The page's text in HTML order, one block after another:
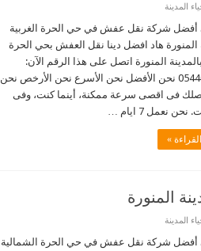
المدينة
شركة نقل عفش في حي الحرة الغربية
المنورة هاد افضل دينا نقل العفش بحي الحرة
بالمدينة المنورة اتصل على هذا الرقم الآن:
0544090518 نحن الأفضل نحن الأسرع نحن الأرخص نحن
فى اقصى سرعة ممكنة، أينما كنت، وفى
نعمل 7 ايام …
»
المنورة
المدينة
أفضل شركة نقل عفش في حي الحرة الشمالية